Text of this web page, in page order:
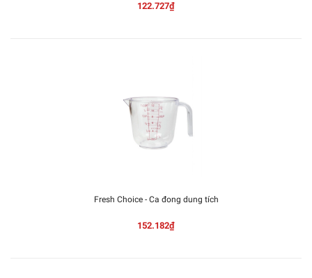
122.727₫
Fresh Choice - Ca đong dung tích
152.182₫